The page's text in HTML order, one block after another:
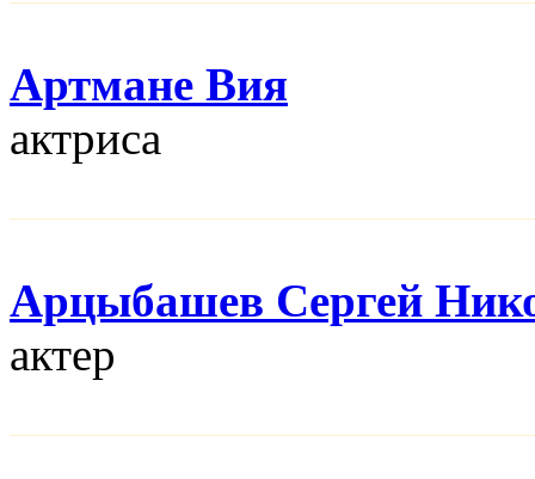
Артмане Вия
актриса
Арцыбашев Сергей
актер